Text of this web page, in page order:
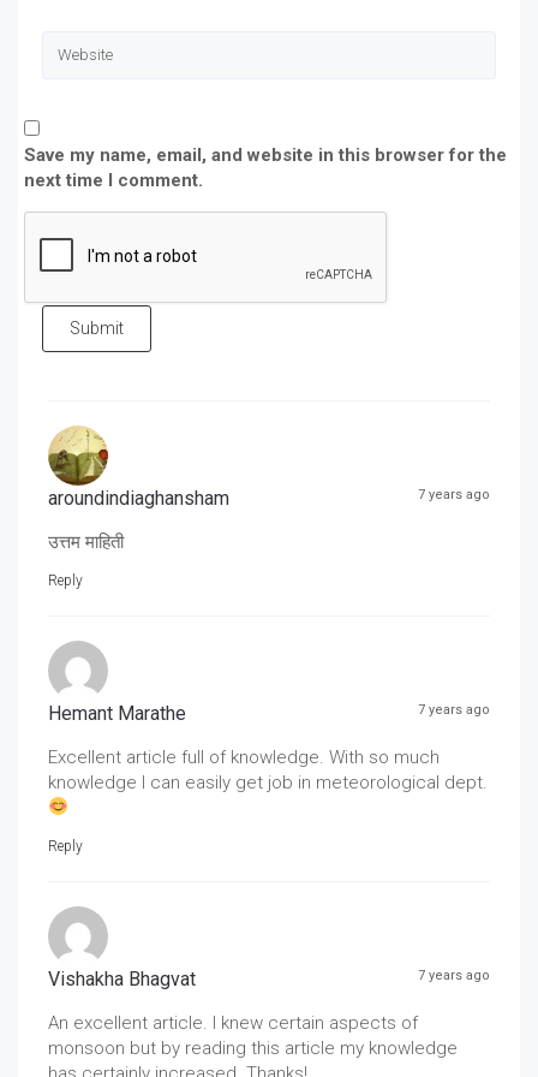
Save my name, email, and website in this browser for the
next time I comment.
Submit
aroundindiaghansham 7 years ago
उत्तम माहिती
Reply
Hemant Marathe 7 years ago
Excellent article full of knowledge. With so much
knowledge I can easily get job in meteorological dept.
Reply
Vishakha Bhagvat 7 years ago
An excellent article. I knew certain aspects of
monsoon but by reading this article my knowledge